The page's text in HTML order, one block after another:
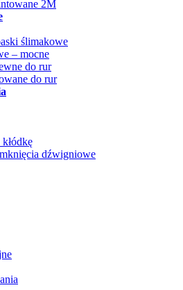
2M
ślimakowe
– mocne
do rur
do rur
dźwigniowe